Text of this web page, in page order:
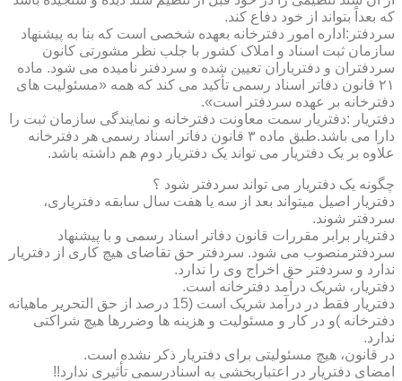
که بعداً بتواند از خود دفاع کند.
سردفتر:اداره امور دفترخانه بعهده شخصی است که بنا به پیشنهاد
سازمان ثبت اسناد و املاک کشور با جلب نظر مشورتی کانون
سردفتران و دفتریاران تعیین شده و سردفتر نامیده می شود. ماده
۲۱ قانون دفاتر اسناد رسمی تأکید می کند که همه «مسئولیت های
دفترخانه بر عهده سردفتر است».
دفتریار :دفتریار سمت معاونت دفترخانه و نمایندگی سازمان ثبت را
دارا می باشد.طبق ماده ۳ قانون دفاتر اسناد رسمی هر دفترخانه
علاوه بر یک دفتریار می تواند یک دفتریار دوم هم داشته باشد.
چگونه یک دفتریار می تواند سردفتر شود ؟
دفتریار اصیل میتواند بعد از سه یا هفت سال سابقه دفتریاری،
سردفتر شوند.
دفتریار برابر مقررات قانون دفاتر اسناد رسمی و با پیشنهاد
سردفترمنصوب می شود. سردفتر حق تقاضای هیچ کاری از دفتریار
ندارد و سردفتر حق اخراج وی را ندارد.
دفتریار، شریک درآمد دفترخانه است.
دفتریار فقط در درآمد شریک است (15 درصد از حق التحریر ماهیانه
دفترخانه )و در کار و مسئولیت و هزینه ها وضررها هیچ شراکتی
ندارد.
در قانون، هیچ مسئولیتی برای دفتریار ذکر نشده است.
امضای دفتریار در اعتباربخشی به اسنادرسمی تأثیری ندارد!!